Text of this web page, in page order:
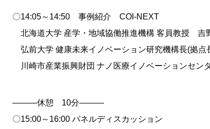
〇14:05～14:50 事例紹介 COI-NEXT
北海道大学 産学・地域協働推進機構 客員教授 吉
弘前大学 健康未来イノベーション研究機構長(拠
川崎市産業振興財団 ナノ医療イノベーションセン
———休憩 10分———
〇15:00～16:00 パネルディスカッション